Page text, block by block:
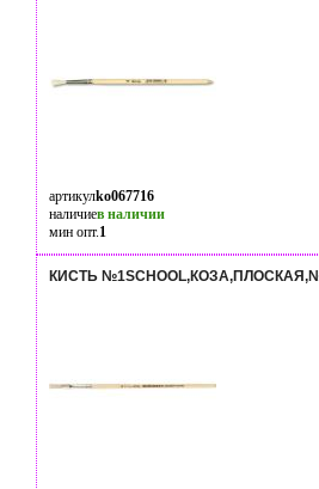
артикулko067716
наличиев наличии
мин опт.1
КИСТЬ